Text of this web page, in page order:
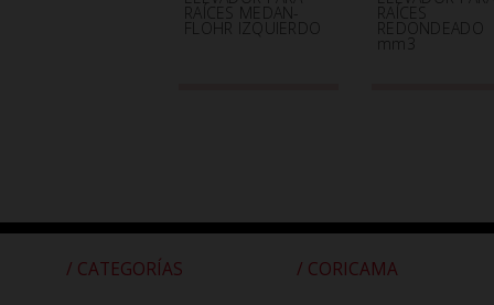
RAÍCES MEDAN-
FLOHR IZQUIERDO
RAÍCES
REDONDEADO
mm3
/ CATEGORÍAS / CORICAMA